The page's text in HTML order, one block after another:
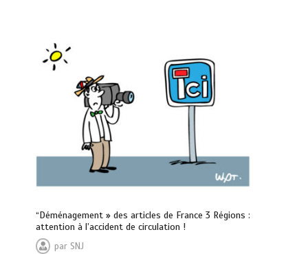
“Déménagement » des articles de France 3 Régions :
attention à l’accident de circulation !
par SNJ